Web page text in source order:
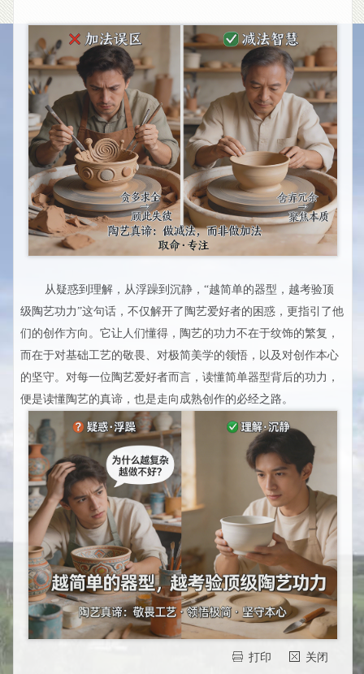
从疑惑到理解，从浮躁到沉静，“越简单的器型，越考验顶
级陶艺功力”这句话，不仅解开了陶艺爱好者的困惑，更指引了他
们的创作方向。它让人们懂得，陶艺的功力不在于纹饰的繁复，
而在于对基础工艺的敬畏、对极简美学的领悟，以及对创作本心
的坚守。对每一位陶艺爱好者而言，读懂简单器型背后的功力，
便是读懂陶艺的真谛，也是走向成熟创作的必经之路。
打印 关闭